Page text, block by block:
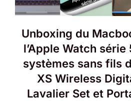
Unboxing du
l’Apple Watch
systèmes sans fils
XS Wireless
Lavalier Set et